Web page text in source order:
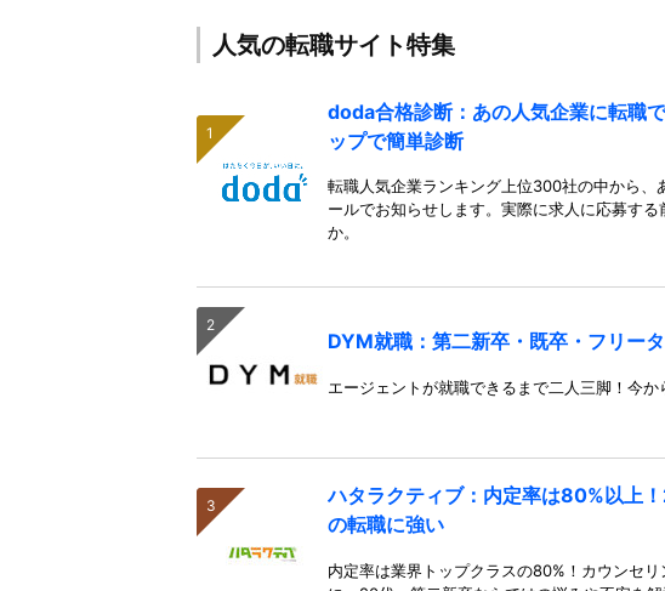
人気の転職サイト特集
doda合格診断：あの人気企業に転職
ップで簡単診断
転職人気企業ランキング上位300社の中から、
ールでお知らせします。実際に求人に応募す
か。
DYM就職：第二新卒・既卒・フリー
エージェントが就職できるまで二人三脚！今か
ハタラクティブ：内定率は80%以上
の転職に強い
内定率は業界トップクラスの80%！カウンセ